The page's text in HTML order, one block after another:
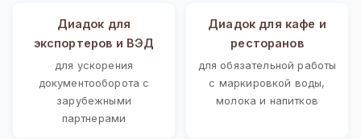
Диадок для
экспортеров и ВЭД
для ускорения
документооборота с
зарубежными
партнерами
Диадок для кафе и
ресторанов
для обязательной работы
с маркировкой воды,
молока и напитков